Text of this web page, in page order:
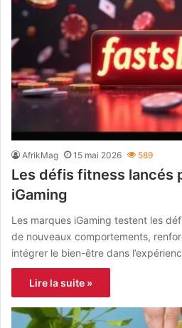
AfrikMag 15 mai 2026 589
Les défis fitness lancés
iGaming
Les marques iGaming testent les
de nouveaux comportements,
intégrer le bien-être dans
Lire la suite »